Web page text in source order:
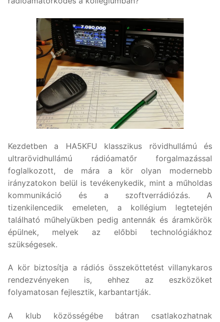
Kezdetben a HA5KFU klasszikus rövidhullámú és
ultrarövidhullámú rádióamatőr forgalmazással
foglalkozott, de mára a kör olyan modernebb
irányzatokon belül is tevékenykedik, mint a műholdas
kommunikáció és a szoftverrádiózás. A
tizenkilencedik emeleten, a kollégium legtetején
található műhelyükben pedig antennák és áramkörök
épülnek, melyek az előbbi technológiákhoz
szükségesek.
A kör biztosítja a rádiós összeköttetést villanykaros
rendezvényeken is, ehhez az eszközöket
folyamatosan fejlesztik, karbantartják.
A klub közösségébe bátran csatlakozhatnak